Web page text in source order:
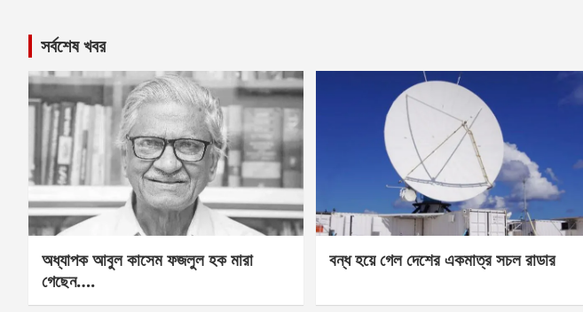
সর্বশেষ খবর
অধ্যাপক আবুল কাসেম ফজলুল হক মারা
গেছেন….
বন্ধ হয়ে গেল দেশের একমাত্র সচল রাডার